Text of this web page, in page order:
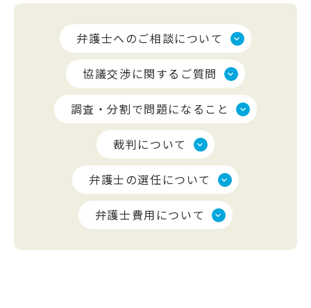
弁護士へのご相談について
協議交渉に関するご質問
調査・分割で問題になること
裁判について
弁護士の選任について
弁護士費用について